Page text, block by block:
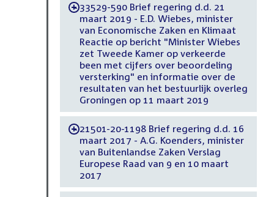
-33529-590 Brief regering d.d. 21
maart 2019 - E.D. Wiebes, minister
van Economische Zaken en Klimaat
Reactie op bericht "Minister Wiebes
zet Tweede Kamer op verkeerde
been met cijfers over beoordeling
versterking" en informatie over de
resultaten van het bestuurlijk overleg
Groningen op 11 maart 2019
-21501-20-1198 Brief regering d.d. 16
maart 2017 - A.G. Koenders, minister
van Buitenlandse Zaken Verslag
Europese Raad van 9 en 10 maart
2017